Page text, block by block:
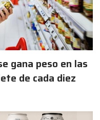
gana peso en las
de cada diez